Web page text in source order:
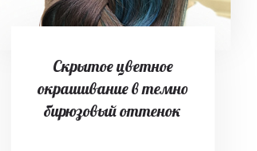
Скрытое цветное
окрашивание в темно
бирюзовый оттенок